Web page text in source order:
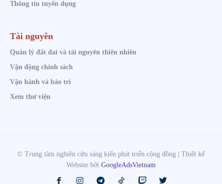
Thông tin tuyển dụng
Tài nguyên
Quản lý đất đai và tài nguyên thiên nhiên
Vận động chính sách
Vận hành và bảo trì
Xem thư viện
© Trung tâm nghiên cứu sáng kiến phát triển cộng đồng | Thiết kế
Website bởi GoogleAdsVietnam